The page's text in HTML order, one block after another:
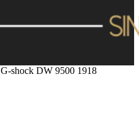
G-shock DW 9500 1918